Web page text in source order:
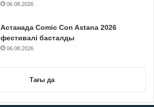
06.08.2026
Астанада Comic Con Astana 2026
фестивалі басталды
06.08.2026
Тағы да